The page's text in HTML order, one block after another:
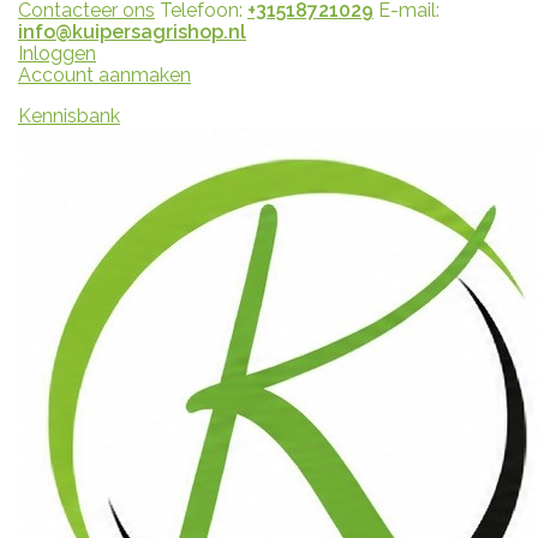
Contacteer ons Telefoon: +31518721029 E-mail:
info@kuipersagrishop.nl
Inloggen
Account aanmaken
Kennisbank